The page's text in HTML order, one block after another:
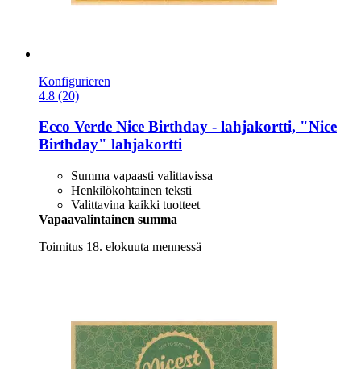
Konfigurieren
4.8 (20)
Ecco Verde Nice Birthday -​ lahjakortti, "Nice
Birthday" lahjakortti
Summa vapaasti valittavissa
Henkilökohtainen teksti
Valittavina kaikki tuotteet
Vapaavalintainen summa
Toimitus 18. elokuuta mennessä